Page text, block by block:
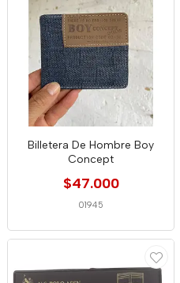
Billetera De Hombre Boy
Concept
$47.000
01945